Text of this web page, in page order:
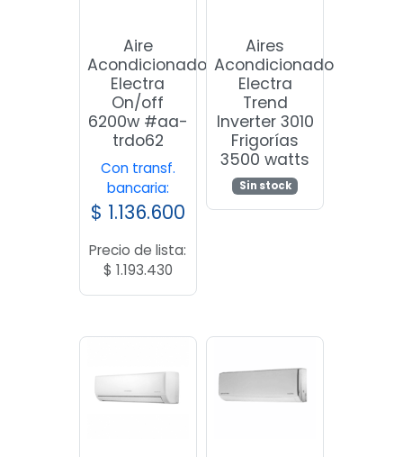
Aire
Acondicionado
Electra
On/off
6200w #aa-
trdo62
Con transf.
bancaria:
$ 1.136.600
Precio de lista:
$ 1.193.430
Aires
Acondicionado
Electra
Trend
Inverter 3010
Frigorías
3500 watts
Sin stock